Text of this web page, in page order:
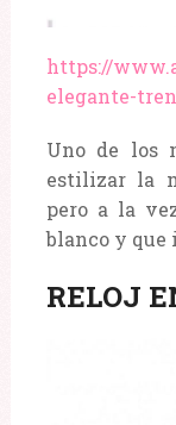
https://
elegante-
Uno de los
estilizar la
pero a la
blanco y que
RELOJ